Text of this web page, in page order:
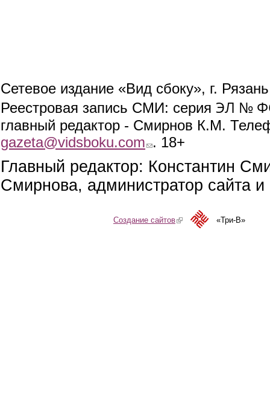
Сетевое издание «Вид сбоку», г.
Реестровая запись СМИ: серия ЭЛ №
главный редактор - Смирнов К.М.
gazeta@vidsboku.com (link sends e-mail)
. 18+
Главный редактор: Константин
Смирнова, администратор сайта
Создание сайтов(link is external)«Три-В»